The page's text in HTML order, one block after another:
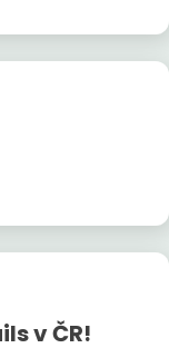
v ČR!